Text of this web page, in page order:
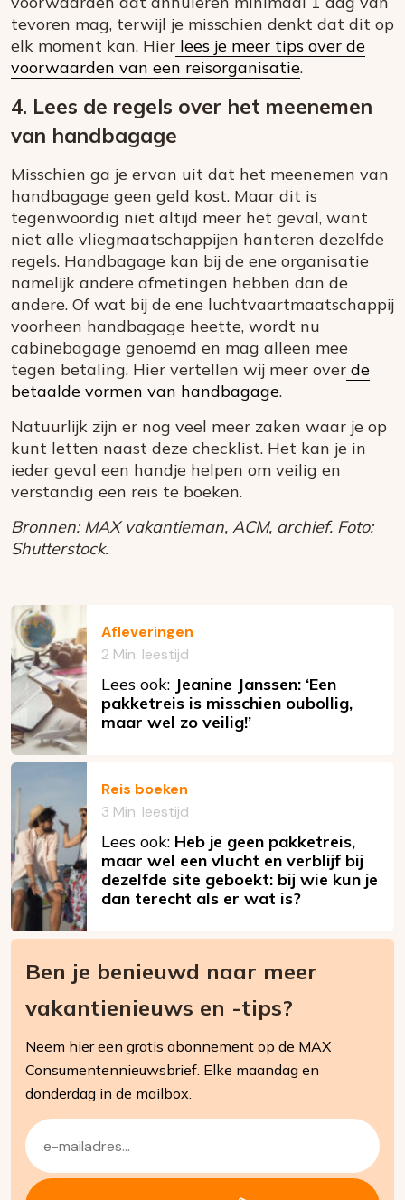
tevoren mag, terwijl je misschien denkt dat dit op
elk moment kan. Hier lees je meer tips over de
voorwaarden van een reisorganisatie.
4. Lees de regels over het meenemen
van handbagage
Misschien ga je ervan uit dat het meenemen van
handbagage geen geld kost. Maar dit is
tegenwoordig niet altijd meer het geval, want
niet alle vliegmaatschappijen hanteren dezelfde
regels. Handbagage kan bij de ene organisatie
namelijk andere afmetingen hebben dan de
andere. Of wat bij de ene luchtvaartmaatschappij
voorheen handbagage heette, wordt nu
cabinebagage genoemd en mag alleen mee
tegen betaling. Hier vertellen wij meer over de
betaalde vormen van handbagage.
Natuurlijk zijn er nog veel meer zaken waar je op
kunt letten naast deze checklist. Het kan je in
ieder geval een handje helpen om veilig en
verstandig een reis te boeken.
Bronnen: MAX vakantieman, ACM, archief. Foto:
Shutterstock.
Afleveringen
2 Min. leestijd
Lees ook: Jeanine Janssen: ‘Een
pakketreis is misschien oubollig,
maar wel zo veilig!’
Reis boeken
3 Min. leestijd
Lees ook: Heb je geen pakketreis,
maar wel een vlucht en verblijf bij
dezelfde site geboekt: bij wie kun je
dan terecht als er wat is?
Ben je benieuwd naar meer
vakantienieuws en -tips?
Neem hier een gratis abonnement op de MAX
Consumentennieuwsbrief. Elke maandag en
donderdag in de mailbox.
E-
mailadres
(Vereist)